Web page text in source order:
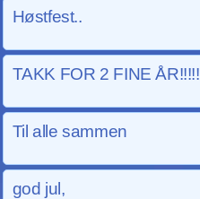
Høstfest..
TAKK FOR 2 FINE ÅR!!!!!
Til alle sammen
god jul,